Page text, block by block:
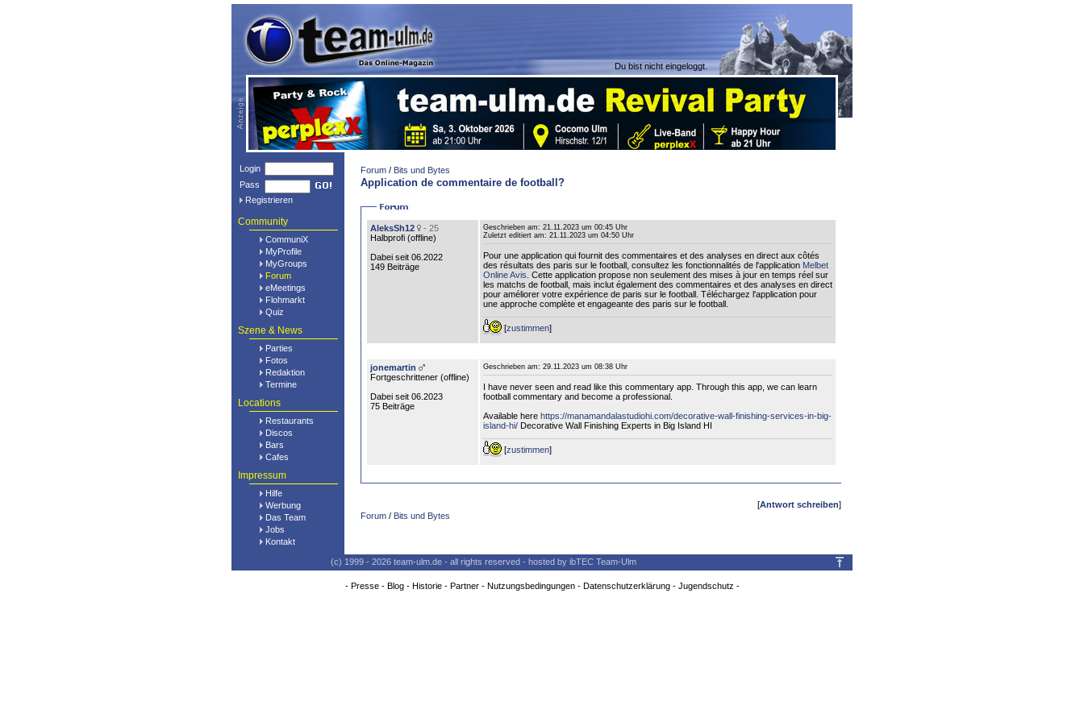
Du bist nicht eingeloggt.
Login
Pass
Registrieren
Community
CommuniX
MyProfile
MyGroups
Forum
eMeetings
Flohmarkt
Quiz
Szene & News
Parties
Fotos
Redaktion
Termine
Locations
Restaurants
Discos
Bars
Cafes
Impressum
Hilfe
Werbung
Das Team
Jobs
Kontakt
Forum / Bits und Bytes
Application de commentaire de football?
AleksSh12
- 25
Halbprofi (offline)
Dabei seit 06.2022
149 Beiträge
Geschrieben am: 21.11.2023 um 00:45 Uhr
Zuletzt editiert am: 21.11.2023 um 04:50 Uhr
Pour une application qui fournit des commentaires et des analyses en direct aux côtés
des résultats des paris sur le football, consultez les fonctionnalités de l'application Melbet
Online Avis . Cette application propose non seulement des mises à jour en temps réel sur
les matchs de football, mais inclut également des commentaires et des analyses en direct
pour améliorer votre expérience de paris sur le football. Téléchargez l'application pour
une approche complète et engageante des paris sur le football.
[zustimmen]
jonemartin
Fortgeschrittener (offline)
Dabei seit 06.2023
75 Beiträge
Geschrieben am: 29.11.2023 um 08:38 Uhr
I have never seen and read like this commentary app. Through this app, we can learn
football commentary and become a professional.
Available here https://manamandalastudiohi.com/decorative-wall-finishing-services-in-big-
island-hi/ Decorative Wall Finishing Experts in Big Island HI
[zustimmen]
[Antwort schreiben]
Forum / Bits und Bytes
(c) 1999 - 2026 team-ulm.de - all rights reserved - hosted by ibTEC Team-Ulm
- Presse- Blog- Historie- Partner- Nutzungsbedingungen- Datenschutzerklärung- Jugendschutz -